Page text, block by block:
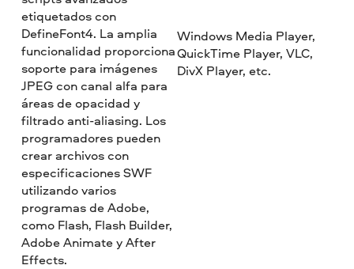
etiquetados con
DefineFont4. La amplia
funcionalidad proporciona
soporte para imágenes
JPEG con canal alfa para
áreas de opacidad y
filtrado anti-aliasing. Los
programadores pueden
crear archivos con
especificaciones SWF
utilizando varios
programas de Adobe,
como Flash, Flash Builder,
Adobe Animate y After
Effects.
Windows Media Player,
QuickTime Player, VLC,
DivX Player, etc.